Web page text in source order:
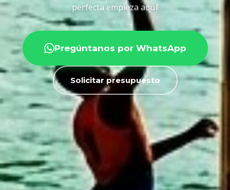
perfecta empieza aquí!
Pregúntanos por WhatsApp
Solicitar presupuesto